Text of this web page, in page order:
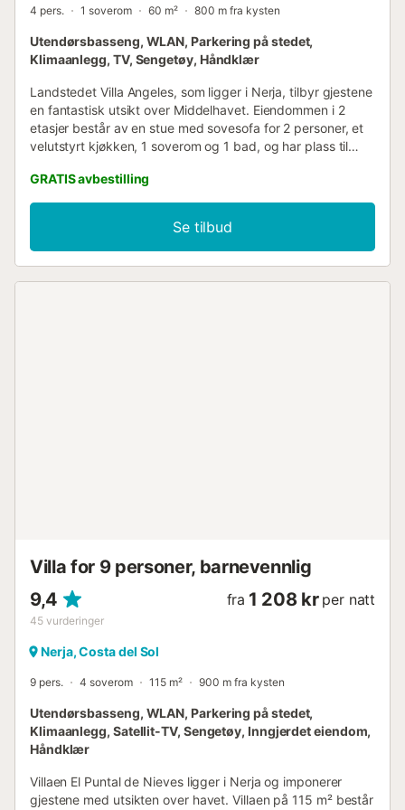
4 pers. 1 soverom 60 m² 800 m fra kysten
Utendørsbasseng, WLAN, Parkering på stedet,
Klimaanlegg, TV, Sengetøy, Håndklær
Landstedet Villa Angeles, som ligger i Nerja, tilbyr gjestene
en fantastisk utsikt over Middelhavet. Eiendommen i 2
etasjer består av en stue med sovesofa for 2 personer, et
velutstyrt kjøkken, 1 soverom og 1 bad, og har plass til
panoramautsikt over Nerja, Frigiliana, Torrox, fjellene og
havet. Andre fasiliteter inkluderer Wi-Fi, TV, klimaanlegg og
vaskemaskin. Barneseng og barnestol er også tilgjengelig.
Denne eiendommen tilbyr et privat uteområde med
basseng, overbygd terrasse og grill. Bassenget ligger 20
GRATIS avbestilling
Se tilbud
Villa for 9 personer, barnevennlig
9,4
45 vurderinger
fra 1 208 kr per natt
Nerja, Costa del Sol
9 pers. 4 soverom 115 m² 900 m fra kysten
Utendørsbasseng, WLAN, Parkering på stedet,
Klimaanlegg, Satellit-TV, Sengetøy, Inngjerdet eiendom,
Håndklær
Villaen El Puntal de Nieves ligger i Nerja og imponerer
gjestene med utsikten over havet. Villaen på 115 m² består